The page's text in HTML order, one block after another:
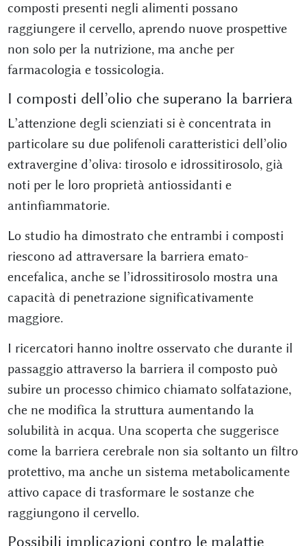
composti presenti negli alimenti possano
raggiungere il cervello, aprendo nuove prospettive
non solo per la nutrizione, ma anche per
farmacologia e tossicologia.
I composti dell’olio che superano la barriera
L’attenzione degli scienziati si è concentrata in
particolare su due polifenoli caratteristici dell’olio
extravergine d’oliva: tirosolo e idrossitirosolo, già
noti per le loro proprietà antiossidanti e
antinfiammatorie.
Lo studio ha dimostrato che entrambi i composti
riescono ad attraversare la barriera emato-
encefalica, anche se l’idrossitirosolo mostra una
capacità di penetrazione significativamente
maggiore.
I ricercatori hanno inoltre osservato che durante il
passaggio attraverso la barriera il composto può
subire un processo chimico chiamato solfatazione,
che ne modifica la struttura aumentando la
solubilità in acqua. Una scoperta che suggerisce
come la barriera cerebrale non sia soltanto un filtro
protettivo, ma anche un sistema metabolicamente
attivo capace di trasformare le sostanze che
raggiungono il cervello.
Possibili implicazioni contro le malattie